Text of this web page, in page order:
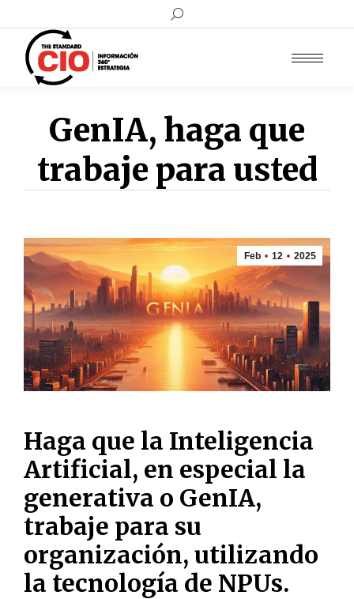
Buscar:
GenIA, haga que
trabaje para usted
Feb 12 2025
Haga que la Inteligencia
Artificial, en especial la
generativa o GenIA,
trabaje para su
organización, utilizando
la tecnología de NPUs.